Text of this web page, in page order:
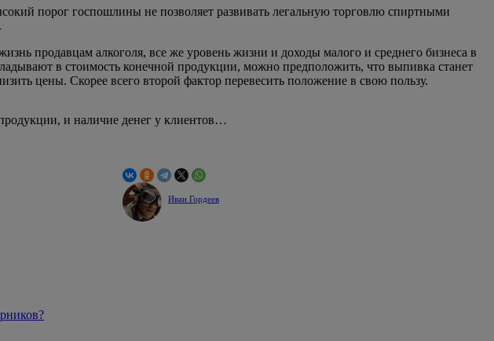
порог госпошлины не позволяет развивать легальную торговлю спиртными
продавцам алкоголя, все же уровень жизни и доходы малого и среднего бизнеса в
в стоимость конечной продукции, можно предположить, что выпивка станет
цены. Скорее всего второй фактор перевесить положение в свою пользу.
и наличие денег у клиентов…
Иван Гордеев